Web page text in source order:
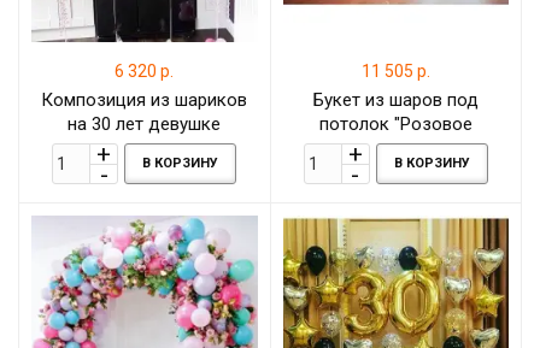
6 320 р.
Композиция из шариков
на 30 лет девушке
В КОРЗИНУ
11 505 р.
Букет из шаров под
потолок "Розовое
настроение"
В КОРЗИНУ